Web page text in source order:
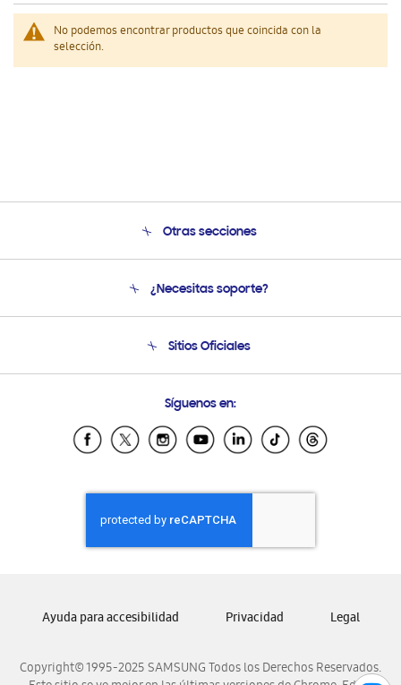
No podemos encontrar productos que coincida con la
selección.
Otras secciones
Soporte
Condiciones de Compra
¿Necesitas soporte?
Soporte vía eMail
Sitios Oficiales
Samsung Ecuador
Samsung El Salvador
Samsung Honduras
Samsung Nicaragua
Samsung Panamá
Samsung Venezuela
Síguenos en:
Copyright© 1995-2025 SAMSUNG Todos los Derechos Reservados.
Ayuda para accesibilidad Privacidad Legal